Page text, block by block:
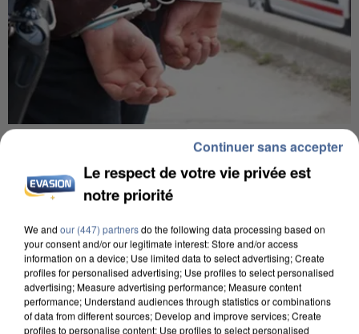
Un second cadre de la DZ Mafia interpellé en
Algérie
Un cofondateur du réseau avait été interpellé
quelques jours plus tôt.
Le respect de votre vie privée est
notre priorité
We and our (447) partnersdo the following data processing based on
your consent and/or our legitimate interest: Store and/or access
information on a device; Use limited data to select advertising; Create
profiles for personalised advertising; Use profiles to select personalised
advertising; Measure advertising performance; Measure content
performance; Understand audiences through statistics or combinations
of data from different sources; Develop and improve services; Create
profiles to personalise content; Use profiles to select personalised
Continuer sans accepter